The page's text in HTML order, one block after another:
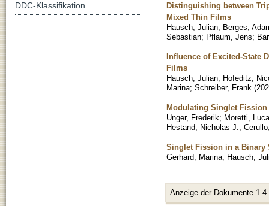
Distinguishing between
Mixed Thin Films
Hausch, Julian; Berges,
Sebastian; Pflaum, Jens;
Influence of Excited-State
Films
Hausch, Julian; Hofeditz,
Marina; Schreiber, Frank (
Modulating Singlet Fission
Unger, Frederik; Moretti, Luca
Hestand, Nicholas J. ;
Singlet Fission in a Binary
Gerhard, Marina; Hausch,
Anzeige der Dokumente 1-4
DDC-Klassifikation